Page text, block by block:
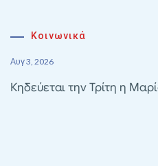
Κοινωνικά
Αυγ 3, 2026
Κηδεύεται την Τρίτη η